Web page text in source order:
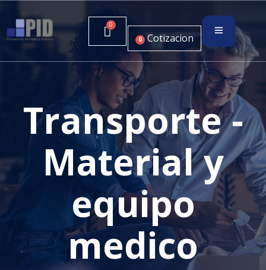
0 Cotizacion
Transporte -
Material y
equipo
medico